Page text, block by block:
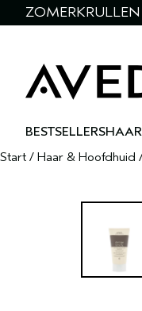
BESTSELLERS
Start / Haar & Hoofdhuid